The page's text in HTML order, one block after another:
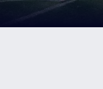
Oscarem Garcią.